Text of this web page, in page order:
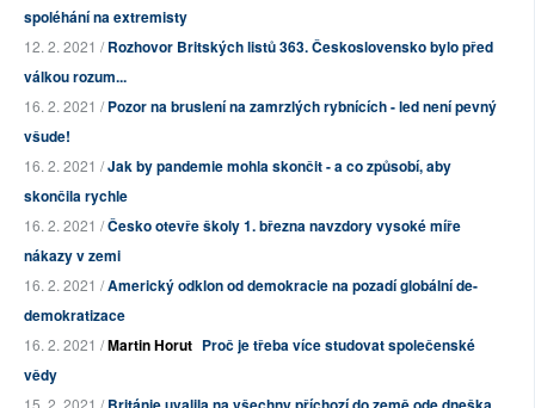
spoléhání na extremisty
12. 2. 2021 /Rozhovor Britských listů 363. Československo bylo před
válkou rozum...
16. 2. 2021 /Pozor na bruslení na zamrzlých rybnících - led není pevný
všude!
16. 2. 2021 /Jak by pandemie mohla skončit - a co způsobí, aby
skončila rychle
16. 2. 2021 /Česko otevře školy 1. března navzdory vysoké míře
nákazy v zemi
16. 2. 2021 /Americký odklon od demokracie na pozadí globální de-
demokratizace
16. 2. 2021 /Martin Horut Proč je třeba více studovat společenské
vědy